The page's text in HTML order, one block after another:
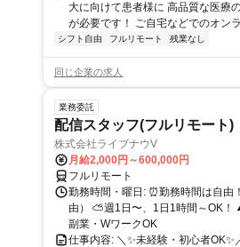
大に向けて患者様に 高品質な医療
が必要です！ ご自宅などでのオン
シフト自由 フルリモート 残業なし
同じ企業の求人
業務委託
配信スタッフ(フルリモート)
株式会社ライブナウV
月給2,000円～600,000円
フルリモート
勤務時間・曜日: ⏰勤務時間は自由
由） ⛅週1日〜、1日1時間～OK！
副業・WワークOK
仕事内容: ＼✨未経験・初心者